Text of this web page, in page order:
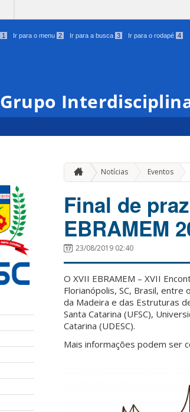
1 Ir para o menu 2 Ir para a busca 3 Ir para o rodapé 4
Grupo
Notícias Eventos »
Final de
EBRAMEM
23/08/2019 02:40
O XVII EBRAMEM – XVII
Florianópolis, SC, Brasil,
da Madeira e das Estruturas
Santa Catarina (UFSC),
Catarina (UDESC).
Mais informações podem ser